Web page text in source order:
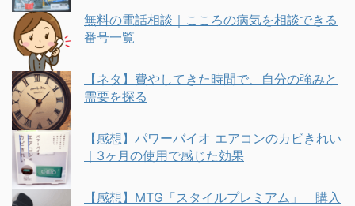
無料の電話相談｜こころの病気を相談できる
番号一覧
【ネタ】費やしてきた時間で、自分の強みと
需要を探る
【感想】パワーバイオ エアコンのカビきれい
｜3ヶ月の使用で感じた効果
【感想】MTG「スタイルプレミアム」 購入